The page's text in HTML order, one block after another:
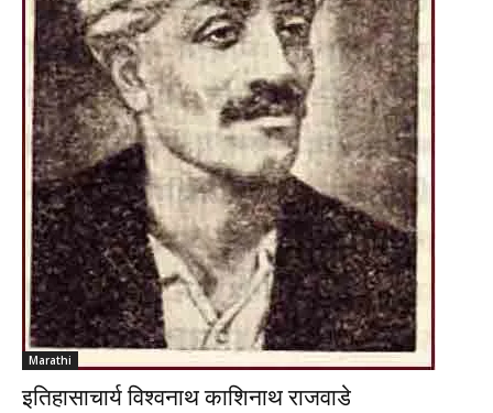
Marathi
इतिहासाचार्य विश्वनाथ काशिनाथ राजवाडे